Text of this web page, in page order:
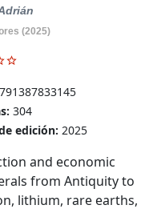
(2025)
304
edición: 2025
and economic
from Antiquity to
lithium, rare earths,